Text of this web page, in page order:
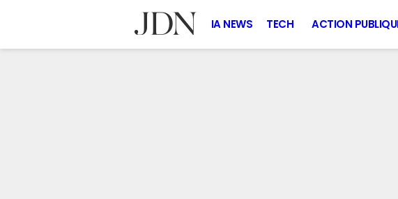
IA NEWS TECH ACTION